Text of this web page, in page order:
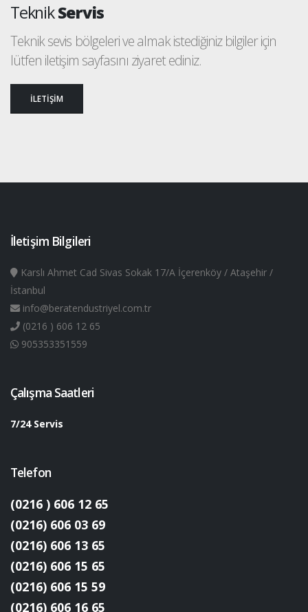
TeknikServis
Teknik sevis bölgeleri ve almak istediğiniz bilgiler için
lütfen iletişim sayfasını ziyaret ediniz.
İLETİŞİM
İletişim Bilgileri
Karslı Ahmet Cad Sivas Sokak 17/A İçerenköy / Ataşehir /
İstanbul
info@beratendustriyel.com.tr
(0216 ) 606 12 65
905353351559
Çalışma Saatleri
7/24 Servis
Telefon
(0216 ) 606 12 65
(0216) 606 03 69
(0216) 606 13 65
(0216) 606 15 65
(0216) 606 15 59
(0216) 606 16 65